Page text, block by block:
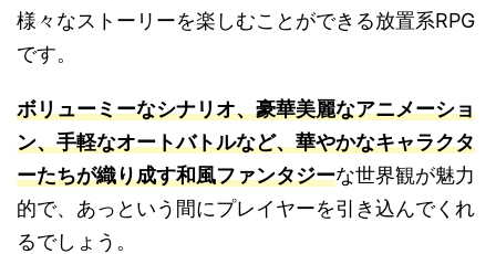
様々なストーリーを楽しむことができる放置系RPG
です。
ボリューミーなシナリオ、豪華美麗なアニメーショ
ン、手軽なオートバトルなど、華やかなキャラクタ
ーたちが織り成す和風ファンタジーな世界観が魅力
的で、あっという間にプレイヤーを引き込んでくれ
るでしょう。